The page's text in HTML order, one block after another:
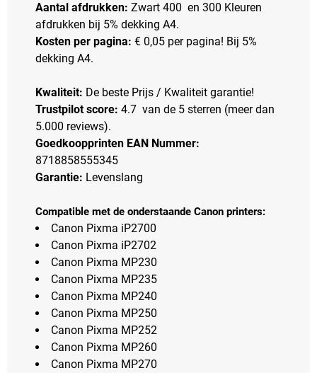
Aantal afdrukken: Zwart 400 en 300 Kleuren
afdrukken bij 5% dekking A4.
Kosten per pagina: € 0,05 per pagina! Bij 5%
dekking A4.
Kwaliteit: De beste Prijs / Kwaliteit garantie!
Trustpilot score: 4.7 van de 5 sterren (meer dan
5.000 reviews).
Goedkoopprinten EAN Nummer:
8718858555345
Garantie: Levenslang
Compatible met de onderstaande Canon printers:
Canon Pixma iP2700
Canon Pixma iP2702
Canon Pixma MP230
Canon Pixma MP235
Canon Pixma MP240
Canon Pixma MP250
Canon Pixma MP252
Canon Pixma MP260
Canon Pixma MP270